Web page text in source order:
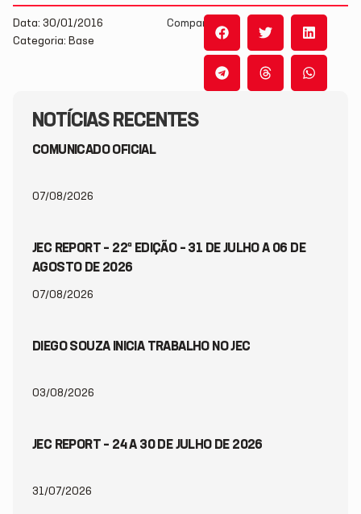
NOTÍCIAS RECENTES
COMUNICADO OFICIAL
07/08/2026
JEC REPORT – 22ª EDIÇÃO – 31 DE JULHO A 06 DE
AGOSTO DE 2026
07/08/2026
DIEGO SOUZA INICIA TRABALHO NO JEC
03/08/2026
JEC REPORT – 24 A 30 DE JULHO DE 2026
31/07/2026
Data: 30/01/2016
Categoria: Base
Compartilhe: